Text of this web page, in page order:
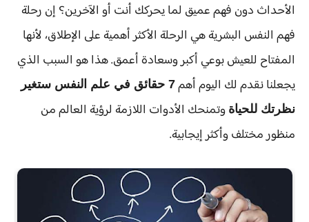
الأحداث دون فهم عميق لما يحركك أنت أو الآخرين؟ إن رحلة
فهم النفس البشرية هي الرحلة الأكثر أهمية على الإطلاق، لأنها
المفتاح للعيش بوعي أكبر وسعادة أعمق. هذا هو السبب الذي
يجعلنا نقدم لك اليوم أهم
7 حقائق في علم النفس ستغير
نظرتك للحياة وتمنحك الأدوات اللازمة لرؤية العالم من
منظور مختلف وأكثر إيجابية.